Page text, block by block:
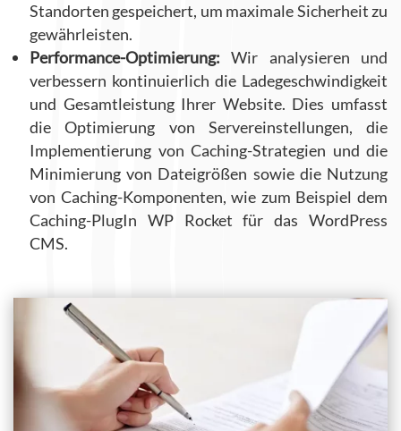
Standorten gespeichert, um maximale Sicherheit zu
gewährleisten.
Performance-Optimierung: Wir analysieren und
verbessern kontinuierlich die Ladegeschwindigkeit
und Gesamtleistung Ihrer Website. Dies umfasst
die Optimierung von Servereinstellungen, die
Implementierung von Caching-Strategien und die
Minimierung von Dateigrößen sowie die Nutzung
von Caching-Komponenten, wie zum Beispiel dem
Caching-PlugIn WP Rocket für das WordPress
CMS.